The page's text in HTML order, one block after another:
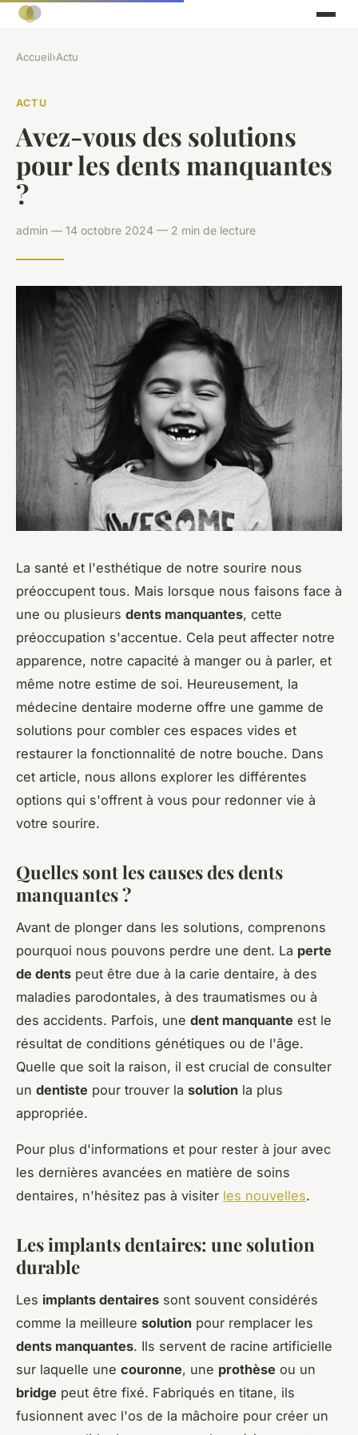
Accueil›Actu
ACTU
Avez-vous des solutions
pour les dents manquantes
?
admin — 14 octobre 2024 — 2 min de lecture
La santé et l'esthétique de notre sourire nous
préoccupent tous. Mais lorsque nous faisons face à
une ou plusieurs dents manquantes, cette
préoccupation s'accentue. Cela peut affecter notre
apparence, notre capacité à manger ou à parler, et
même notre estime de soi. Heureusement, la
médecine dentaire moderne offre une gamme de
solutions pour combler ces espaces vides et
restaurer la fonctionnalité de notre bouche. Dans
cet article, nous allons explorer les différentes
options qui s'offrent à vous pour redonner vie à
votre sourire.
Quelles sont les causes des dents
manquantes ?
Avant de plonger dans les solutions, comprenons
pourquoi nous pouvons perdre une dent. La perte
de dents peut être due à la carie dentaire, à des
maladies parodontales, à des traumatismes ou à
des accidents. Parfois, une dent manquante est le
résultat de conditions génétiques ou de l'âge.
Quelle que soit la raison, il est crucial de consulter
un dentiste pour trouver la solution la plus
appropriée.
Pour plus d'informations et pour rester à jour avec
les dernières avancées en matière de soins
dentaires, n'hésitez pas à visiter les nouvelles.
Les implants dentaires: une solution
durable
Les implants dentaires sont souvent considérés
comme la meilleure solution pour remplacer les
dents manquantes. Ils servent de racine artificielle
sur laquelle une couronne, une prothèse ou un
bridge peut être fixé. Fabriqués en titane, ils
fusionnent avec l'os de la mâchoire pour créer un